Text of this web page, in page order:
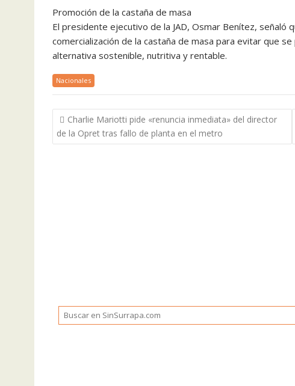
Promoción de la castaña de masa
El presidente ejecutivo de la JAD, Osmar Benítez,
comercialización de la castaña de masa para evitar que
alternativa sostenible, nutritiva y rentable.
Nacionales
Navegación
de
entradas
Charlie Mariotti pide «renuncia inmediata» del director
de la Opret tras fallo de planta en el metro